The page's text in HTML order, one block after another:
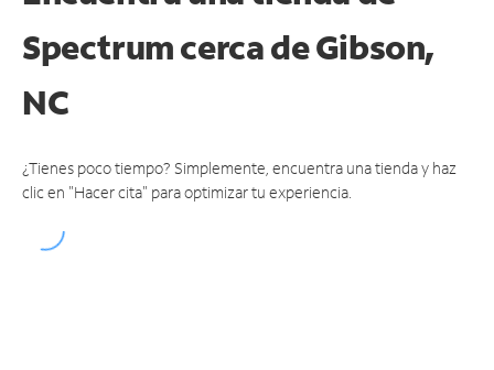
Spectrumcerca de Gibson,
NC
¿Tienes poco tiempo? Simplemente, encuentra una tienda y haz
clic en "Hacer cita" para optimizar tu experiencia.